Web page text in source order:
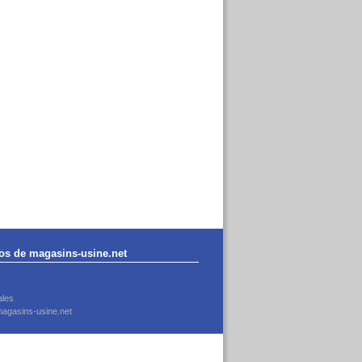
de magasins-usine.net
usine.net